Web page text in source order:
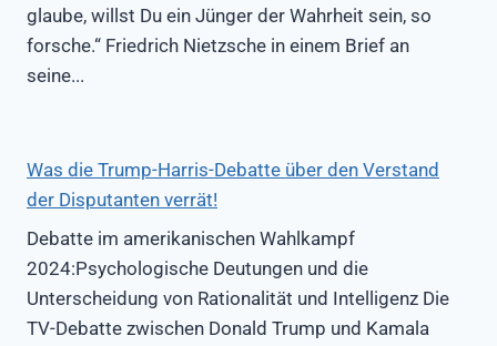
glaube, willst Du ein Jünger der Wahrheit sein, so
forsche.“ Friedrich Nietzsche in einem Brief an
seine...
Was die Trump-Harris-Debatte über den Verstand
der Disputanten verrät!
Debatte im amerikanischen Wahlkampf
2024:Psychologische Deutungen und die
Unterscheidung von Rationalität und Intelligenz Die
TV-Debatte zwischen Donald Trump und Kamala